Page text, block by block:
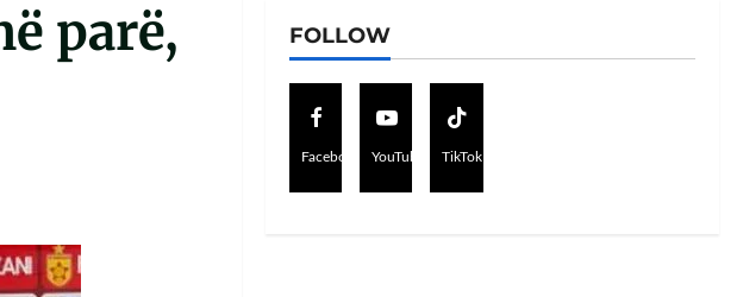
parë,
FOLLOW
Facebook YouTube TikTok